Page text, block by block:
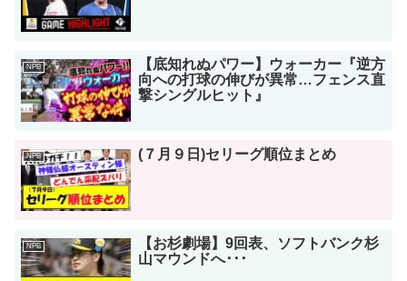
NPB
【底知れぬパワー】ウォーカー『逆方
向への打球の伸びが異常…フェンス直
撃シングルヒット』
NPB (７月９日)セリーグ順位まとめ
NPB
【お杉劇場】9回表、ソフトバンク杉
山マウンドへ･･･